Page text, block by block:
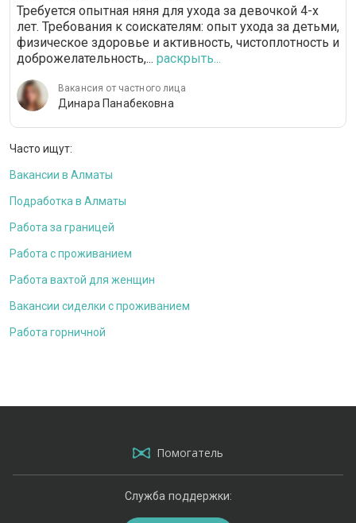
Требуется опытная няня для ухода за девочкой 4-х
лет. Требования к соискателям: опыт ухода за детьми,
физическое здоровье и активность, чистоплотность и
доброжелательность,... раскрыть...
Вакансия от частного лица
Динара Панабековна
Часто ищут:
Вакансии в Алматы
Подработка в Алматы
Работа за границей
Работа с проживанием
Работа вахтой для женщин
Вакансии сиделки с проживанием
Работа горничной
Помогатель
Служба поддержки: